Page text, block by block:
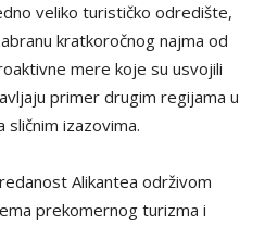
veliko turističko odredište,
kratkoročnog najma od
mere koje su usvojili
primer drugim regijama u
sličnim izazovima.
Alikantea održivom
prekomernog turizma i